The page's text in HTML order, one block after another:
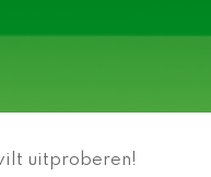
uitproberen!